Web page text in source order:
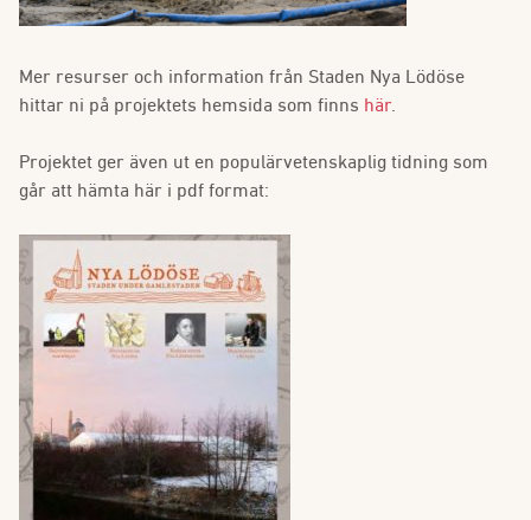
Mer resurser och information från Staden Nya Lödöse
hittar ni på projektets hemsida som finns här.
Projektet ger även ut en populärvetenskaplig tidning som
går att hämta här i pdf format: